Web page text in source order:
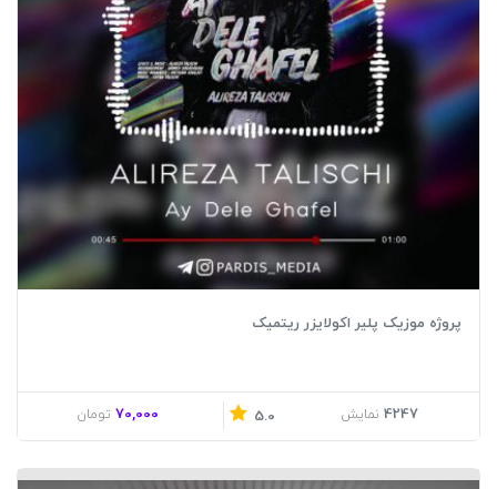
پروژه موزیک پلیر اکولایزر ریتمیک
4247 نمایش 5.0
70,000 تومان